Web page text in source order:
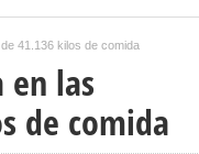
41.136 kilos de comida
las
de comida